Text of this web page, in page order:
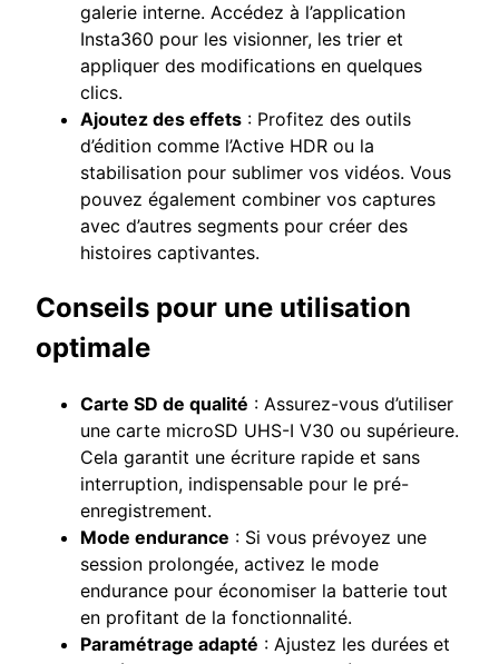
galerie interne. Accédez à l’application
Insta360 pour les visionner, les trier et
appliquer des modifications en quelques
clics.
Ajoutez des effets : Profitez des outils
d’édition comme l’Active HDR ou la
stabilisation pour sublimer vos vidéos. Vous
pouvez également combiner vos captures
avec d’autres segments pour créer des
histoires captivantes.
Conseils pour une utilisation
optimale
Carte SD de qualité : Assurez-vous d’utiliser
une carte microSD UHS-I V30 ou supérieure.
Cela garantit une écriture rapide et sans
interruption, indispensable pour le pré-
enregistrement.
Mode endurance : Si vous prévoyez une
session prolongée, activez le mode
endurance pour économiser la batterie tout
en profitant de la fonctionnalité.
Paramétrage adapté : Ajustez les durées et